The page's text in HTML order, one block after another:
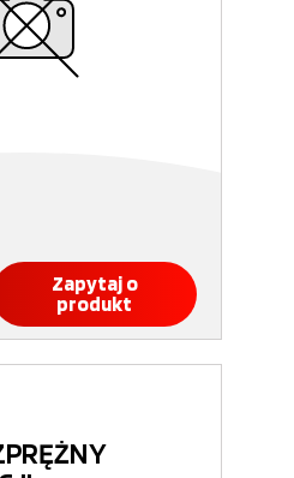
Zapytaj o
produkt